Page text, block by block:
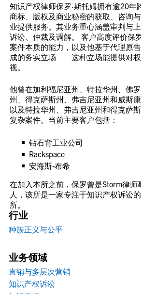
行业
种族正义与公平
业务领域
直销与多层次营销
知识产权诉讼
知识产权律师保罗·斯托姆拥有逾20年
商标、版权及商业秘密的获取、咨询
业提供服务。 其业务重心涵盖审判与
诉讼、仲裁及调解。 客户高度评价保
案件本质的能力，以及他基于代理原
成的务实立场——这种立场能提供对
视。
他曾在加利福尼亚州、特拉华州、佛
州、得克萨斯州、弗吉尼亚州和威斯康
以及特拉华州、弗吉尼亚州和得克萨
复杂案件。当前主要客户包括：
钻石背工业公司
Rackspace
安海斯-布希
在加入本所之前，保罗曾是Storm律师
人，该所是一家专注于知识产权诉讼
所。